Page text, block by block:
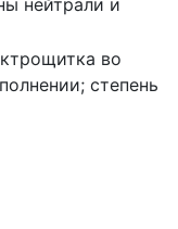
во
степень